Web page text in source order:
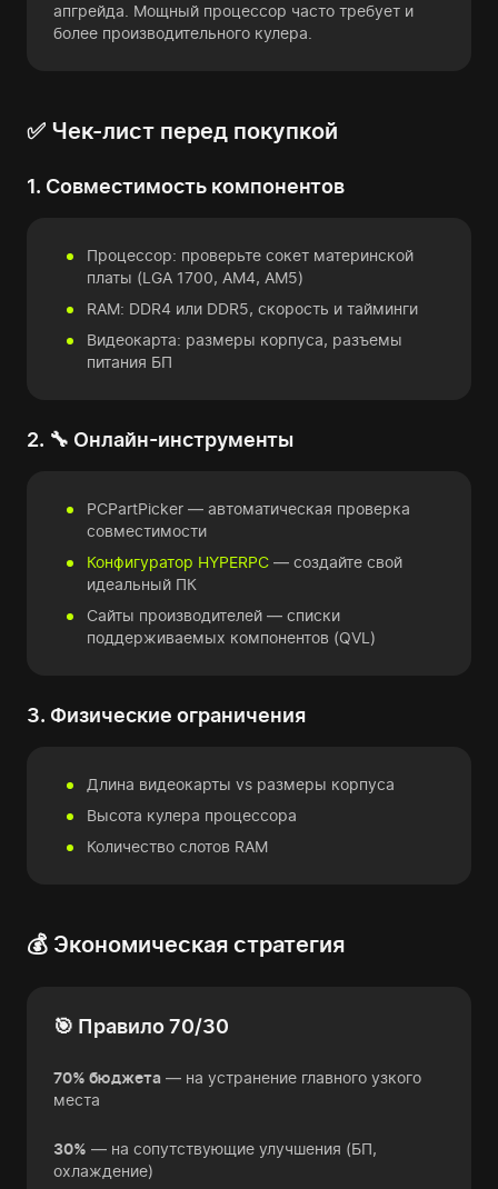
апгрейда. Мощный процессор часто требует и
более производительного кулера.
✅ Чек-лист перед покупкой
1. Совместимость компонентов
Процессор: проверьте сокет материнской
платы (LGA 1700, AM4, AM5)
RAM: DDR4 или DDR5, скорость и тайминги
Видеокарта: размеры корпуса, разъемы
питания БП
2. 🔧 Онлайн-инструменты
PCPartPicker — автоматическая проверка
совместимости
Конфигуратор HYPERPC — cоздайте свой
идеальный ПК
Сайты производителей — списки
поддерживаемых компонентов (QVL)
3. Физические ограничения
Длина видеокарты vs размеры корпуса
Высота кулера процессора
Количество слотов RAM
💰 Экономическая стратегия
🎯 Правило 70/30
70% бюджета — на устранение главного узкого
места
30% — на сопутствующие улучшения (БП,
охлаждение)